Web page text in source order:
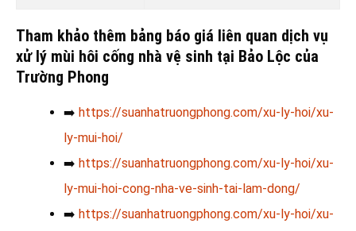
Tham khảo thêm bảng báo giá liên quan dịch vụ
xử lý mùi hôi cống nhà vệ sinh tại Bảo Lộc của
Trường Phong
➡️ https://suanhatruongphong.com/xu-ly-hoi/xu-
ly-mui-hoi/
➡️ https://suanhatruongphong.com/xu-ly-hoi/xu-
ly-mui-hoi-cong-nha-ve-sinh-tai-lam-dong/
➡️ https://suanhatruongphong.com/xu-ly-hoi/xu-